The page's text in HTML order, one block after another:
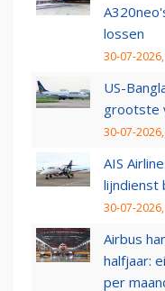
lossen
30-07-
US-
grootste
30-07-
AIS
lijndienst
30-07-
Airbus
halfjaar:
per